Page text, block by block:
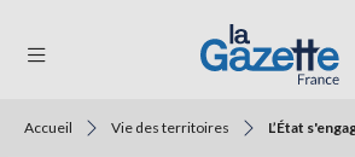
Accueil Vie des territoires L’État